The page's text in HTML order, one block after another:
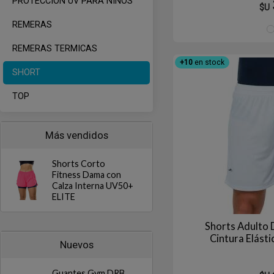
REMERAS
REMERAS TERMICAS
SHORT
TOP
Más vendidos
Shorts Corto
Fitness Dama con
Calza Interna UV50+
ELITE
Nuevos
$U
+10en stock
Shorts Adulto
Cintura